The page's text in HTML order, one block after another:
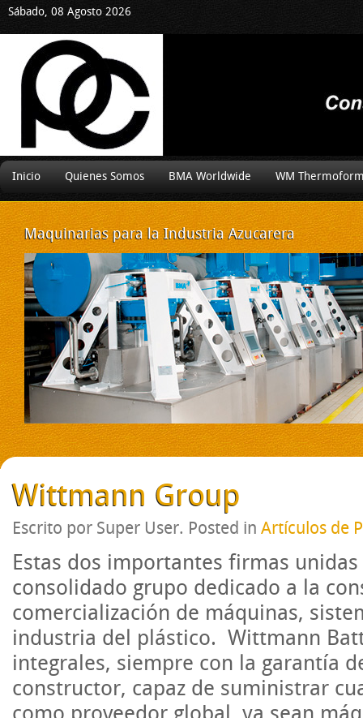
Sábado, 08 Agosto 2026
Inicio Quienes Somos BMA Worldwide WM
Maquinariaspara la Industria Azucarera
Wittmann Group
Escrito por Super User. Posted in Artículos de
Estas dos importantes firmas
consolidado grupo dedicado a la
comercialización de máquinas,
industria del plástico. Wittmann
integrales, siempre con la garantía
constructor, capaz de suministrar